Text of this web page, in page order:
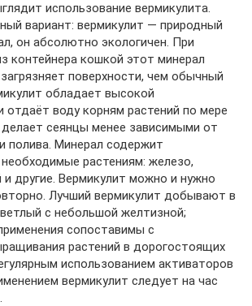
использование вермикулита.
вариант: вермикулит — природный
он абсолютно экологичен. При
контейнера кошкой этот минерал
поверхности, чем обычный
обладает высокой
отдаёт воду корням растений по мере
сеянцы менее зависимыми от
полива. Минерал содержит
растениям: железо,
и другие. Вермикулит можно и нужно
Лучший вермикулит добывают в
с небольшой желтизной;
сопоставимы с
растений в дорогостоящих
использованием активаторов
вермикулит следует на час